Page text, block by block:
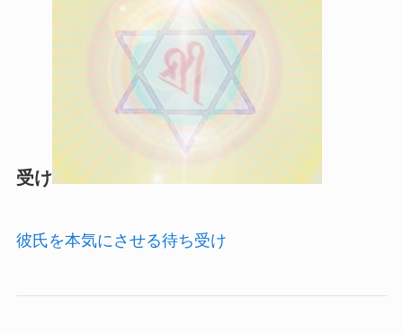
受け
彼氏を本気にさせる待ち受け